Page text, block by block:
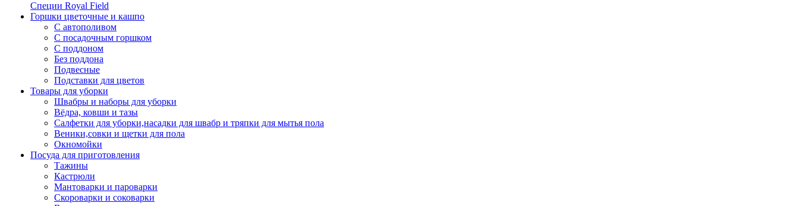
Специи Royal Field
Горшки цветочные и кашпо
С автополивом
С посадочным горшком
С поддоном
Без поддона
Подвесные
Подставки для цветов
Товары для уборки
Швабры и наборы для уборки
Вёдра, ковши и тазы
Салфетки для уборки,насадки для швабр и тряпки для мытья пола
Веники,совки и щетки для пола
Окномойки
Посуда для приготовления
Тажины
Кастрюли
Мантоварки и пароварки
Скороварки и соковарки